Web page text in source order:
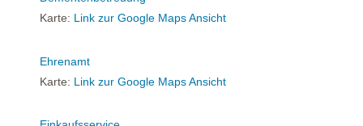
Karte: Link zur Google Maps Ansicht
Ehrenamt
Karte: Link zur Google Maps Ansicht